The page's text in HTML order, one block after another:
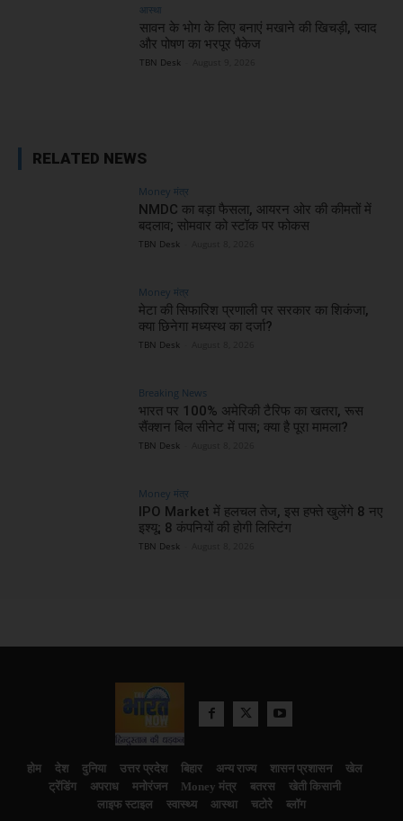
आस्था
सावन के भोग के लिए बनाएं मखाने की खिचड़ी, स्वाद
और पोषण का भरपूर पैकेज
TBN Desk
RELATED NEWS
Money मंत्र
NMDC का बड़ा फैसला, आयरन ओर की कीमतों में
बदलाव; सोमवार को स्टॉक पर फोकस
TBN Desk
Money मंत्र
मेटा की सिफारिश प्रणाली पर सरकार का शिकंजा,
क्या छिनेगा मध्यस्थ का दर्जा?
TBN Desk
Breaking News
भारत पर 100% अमेरिकी टैरिफ का खतरा, रूस
सैंक्शन बिल सीनेट में पास; क्या है पूरा मामला?
TBN Desk
Money मंत्र
IPO Market में हलचल तेज, इस हफ्ते खुलेंगे 8 नए
इश्यू; 8 कंपनियों की होगी लिस्टिंग
TBN Desk
होम देश दुनिया उत्तर प्रदेश बिहार अन्य राज्य शासन प्रशासन
खेल
ट्रेंडिंग
अपराध मनोरंजन Money मंत्र बतरस
खेती किसानी
लाइफ स्टाइल
स्वास्थ्य आस्था चटोरे ब्लॉग